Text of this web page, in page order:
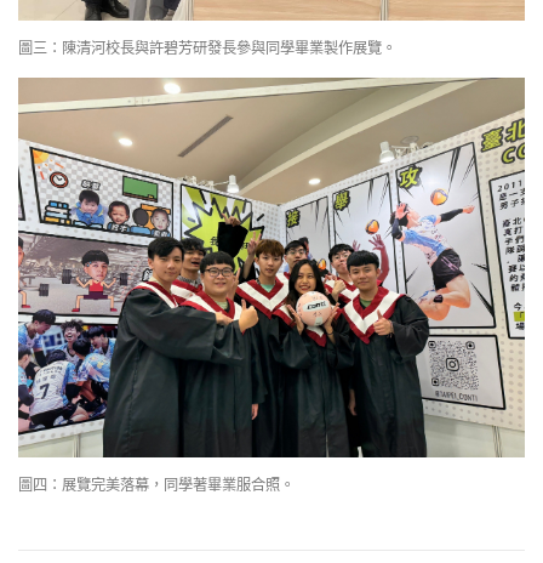
圖三：陳清河校長與許碧芳研發長參與同學畢業製作展覽。
圖四：展覽完美落幕，同學著畢業服合照。